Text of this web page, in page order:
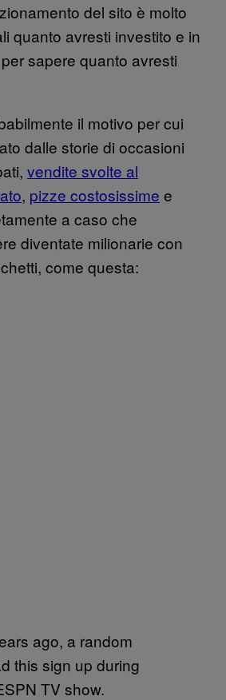
del sito è molto
quanto avresti investito e in
sapere quanto avresti
il motivo per cui
dalle storie di occasioni
vendite svolte al
, pizze costosissime e
a caso che
diventate milionarie con
come questa:
ago, a random
this sign up during
TV show.